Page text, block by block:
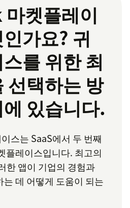
켓플레이
가요? 귀
를 위한 최
선택하는 방
있습니다.
스는 SaaS에서 두 번째
플레이스입니다. 최고의
한 앱이 기업의 경험과
데 어떻게 도움이 되는